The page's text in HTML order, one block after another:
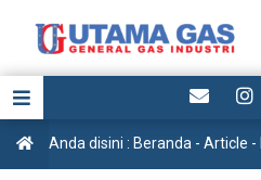
Anda disini : Beranda - Article -